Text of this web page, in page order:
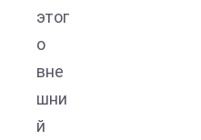
этог
о
вне
шни
й